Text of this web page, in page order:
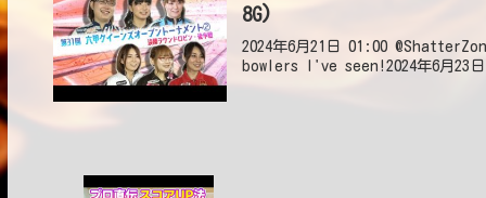
8G)
2024年6月21日 01:00
bowlers I've seen!2024年6月23